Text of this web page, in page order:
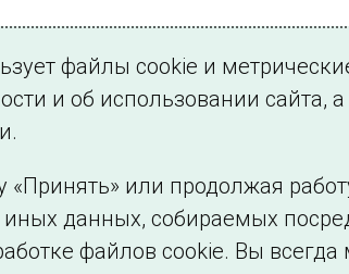
Страница 523 из 531.
Назад 1 … 522
ЕЭС»
файлы cookie и
и об использовании
или продолжая
данных, собираемых
файлов cookie. Вы